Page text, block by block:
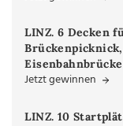
LINZ. 6 Decken
Eisenbahnbrücke
Jetzt gewinnen
LINZ. 10